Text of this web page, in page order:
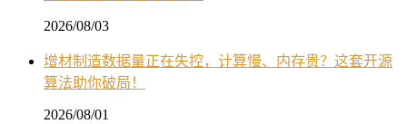
2026/08/03
增材制造数据量正在失控，计算慢、内存贵？这套开源
算法助你破局！
2026/08/01